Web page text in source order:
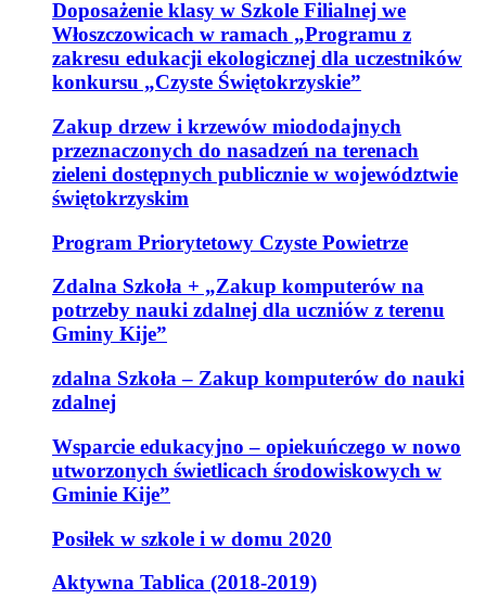
Doposażenie klasy w Szkole Filialnej we
Włoszczowicach w ramach „Programu z
zakresu edukacji ekologicznej dla uczestników
konkursu „Czyste Świętokrzyskie”
Zakup drzew i krzewów miododajnych
przeznaczonych do nasadzeń na terenach
zieleni dostępnych publicznie w województwie
świętokrzyskim
Program Priorytetowy Czyste Powietrze
Zdalna Szkoła + „Zakup komputerów na
potrzeby nauki zdalnej dla uczniów z terenu
Gminy Kije”
zdalna Szkoła – Zakup komputerów do nauki
zdalnej
Wsparcie edukacyjno – opiekuńczego w nowo
utworzonych świetlicach środowiskowych w
Gminie Kije”
Posiłek w szkole i w domu 2020
Aktywna Tablica (2018-2019)